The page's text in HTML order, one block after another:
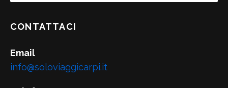
CONTATTACI
Email
info@soloviaggicarpi.it